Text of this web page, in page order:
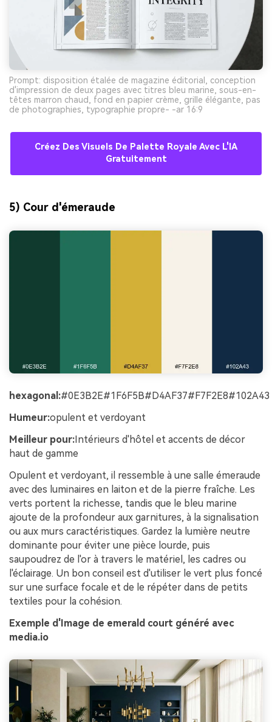
Prompt: disposition étalée de magazine éditorial, conception
d'impression de deux pages avec titres bleu marine, sous-en-
têtes marron chaud, fond en papier crème, grille élégante, pas
de photographies, typographie propre- -ar 16:9
Créez Des Visuels De Palette Royale Avec L'IA
Gratuitement
5) Cour d'émeraude
hexagonal:#0E3B2E#1F6F5B#D4AF37#F7F2E8#102A43
Humeur:opulent et verdoyant
Meilleur pour:Intérieurs d'hôtel et accents de décor
haut de gamme
Opulent et verdoyant, il ressemble à une salle émeraude
avec des luminaires en laiton et de la pierre fraîche. Les
verts portent la richesse, tandis que le bleu marine
ajoute de la profondeur aux garnitures, à la signalisation
ou aux murs caractéristiques. Gardez la lumière neutre
dominante pour éviter une pièce lourde, puis
saupoudrez de l'or à travers le matériel, les cadres ou
l'éclairage. Un bon conseil est d'utiliser le vert plus foncé
sur une surface focale et de le répéter dans de petits
textiles pour la cohésion.
Exemple d'Image de emerald court généré avec
media.io